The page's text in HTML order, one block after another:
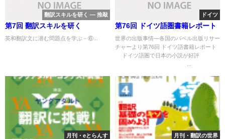
翻訳スキルを研く ― 推敲
第7回 翻訳スキルを研く
英和翻訳文に潜む問題点を学ぶ－⑥...
ドイツ
第76回 ドイツ語圏書籍レポート
世界の出版事情―各国のバベル出版リサー
チャーより第76回 ドイツ語書籍レポート
ドイツ語圏で日本の小説が好評
月刊・eとらんす 月刊・翻訳の世界